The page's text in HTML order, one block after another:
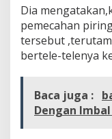
Dia
pemecahan
tersebut
bertele-telenya
Baca juga :
Dengan